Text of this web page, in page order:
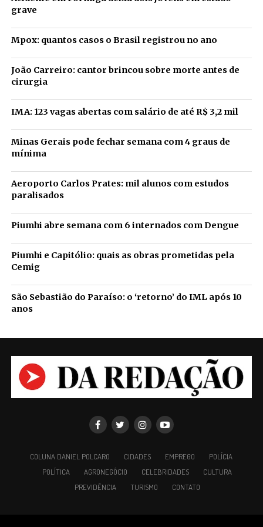
grave
Mpox: quantos casos o Brasil registrou no ano
João Carreiro: cantor brincou sobre morte antes de
cirurgia
IMA: 123 vagas abertas com salário de até R$ 3,2 mil
Minas Gerais pode fechar semana com 4 graus de
mínima
Aeroporto Carlos Prates: mil alunos com estudos
paralisados
Piumhi abre semana com 6 internados com Dengue
Piumhi e Capitólio: quais as obras prometidas pela
Cemig
São Sebastião do Paraíso: o ‘retorno’ do IML após 10
anos
COLUNA DANIEL POLCARO CIDADES EMPREGO
POLÍCIA
POLÍTICA
AGRONEGÓCIO CELEBRIDADES
CULTURA
PREVIDÊNCIA
TURISMO CONTATO